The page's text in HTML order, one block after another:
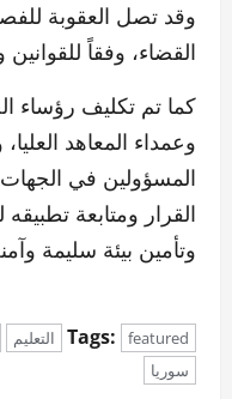
وقد تصل العقوبة
القضاء، وفقاً للقوانين
كما تم تكليف رؤساء
وعمداء المعاهد
المسؤولين في الجهات
القرار ومتابعة
وتأمين بيئة سليمة
Tags: featured التعليم
سوريا